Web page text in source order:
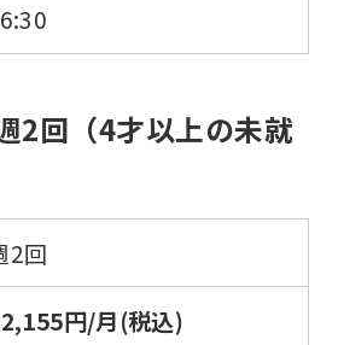
2回（4才以上の未就
2回
円/月(税込)